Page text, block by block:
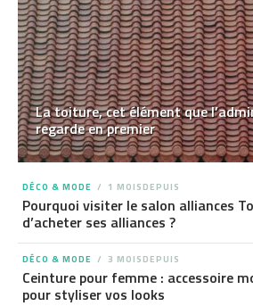
La toiture, cet élément que
regarde en premier
DÉCO & MODE 1 MOISDEPUIS
Pourquoi visiter le salon alliances
d’acheter ses alliances ?
DÉCO & MODE 3 MOISDEPUIS
Ceinture pour femme : accessoire
pour styliser vos looks